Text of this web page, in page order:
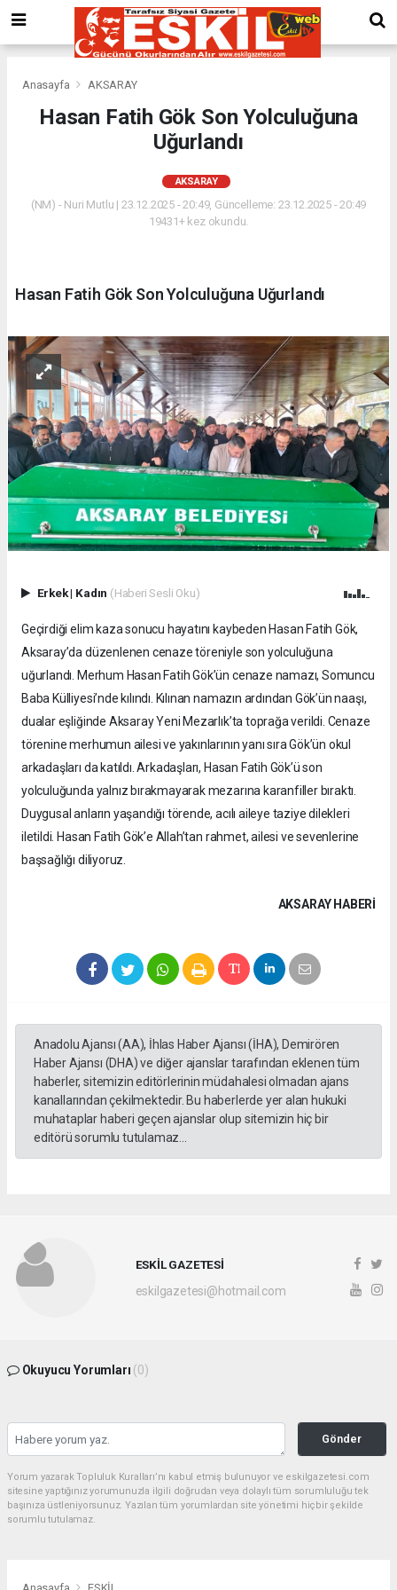
Anasayfa AKSARAY
Hasan Fatih Gök Son Yolculuğuna
Uğurlandı
AKSARAY
(NM) - Nuri Mutlu | 23.12.2025 - 20:49, Güncelleme: 23.12.2025 - 20:49
19431+ kez okundu.
Hasan Fatih Gök Son Yolculuğuna Uğurlandı
Erkek| Kadın (Haberi Sesli Oku)
Geçirdiği elim kaza sonucu hayatını kaybeden Hasan Fatih Gök,
Aksaray’da düzenlenen cenaze töreniyle son yolculuğuna
uğurlandı. Merhum Hasan Fatih Gök’ün cenaze namazı, Somuncu
Baba Külliyesi’nde kılındı. Kılınan namazın ardından Gök’ün naaşı,
dualar eşliğinde Aksaray Yeni Mezarlık’ta toprağa verildi. Cenaze
törenine merhumun ailesi ve yakınlarının yanı sıra Gök’ün okul
arkadaşları da katıldı. Arkadaşları, Hasan Fatih Gök’ü son
yolculuğunda yalnız bırakmayarak mezarına karanfiller bıraktı.
Duygusal anların yaşandığı törende, acılı aileye taziye dilekleri
iletildi. Hasan Fatih Gök’e Allah’tan rahmet, ailesi ve sevenlerine
başsağlığı diliyoruz.
AKSARAY HABERİ
Anadolu Ajansı (AA), İhlas Haber Ajansı (İHA), Demirören
Haber Ajansı (DHA) ve diğer ajanslar tarafından eklenen tüm
haberler, sitemizin editörlerinin müdahalesi olmadan ajans
kanallarından çekilmektedir. Bu haberlerde yer alan hukuki
muhataplar haberi geçen ajanslar olup sitemizin hiç bir
editörü sorumlu tutulamaz...
ESKİL GAZETESİ
eskilgazetesi@hotmail.com
Okuyucu Yorumları (0)
Gönder
Yorum yazarak Topluluk Kuralları’nı kabul etmiş bulunuyor ve eskilgazetesi.com
sitesine yaptığınız yorumunuzla ilgili doğrudan veya dolaylı tüm sorumluluğu tek
başınıza üstleniyorsunuz. Yazılan tüm yorumlardan site yönetimi hiçbir şekilde
sorumlu tutulamaz.